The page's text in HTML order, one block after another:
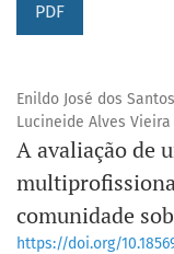
PDF
Enildo José dos
Lucineide Alves Vieira
A avaliação de
comunidade
https://doi.org/